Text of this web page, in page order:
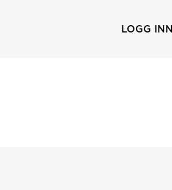
LOGG INN